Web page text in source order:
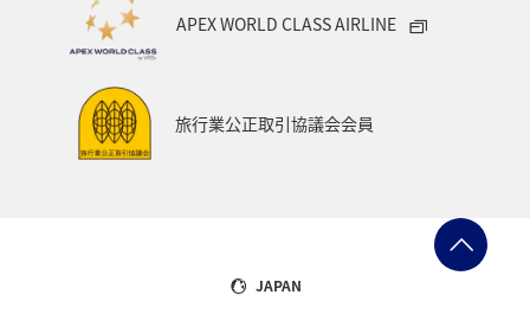
APEX WORLD CLASS AIRLINE
旅行業公正取引協議会会員
JAPAN